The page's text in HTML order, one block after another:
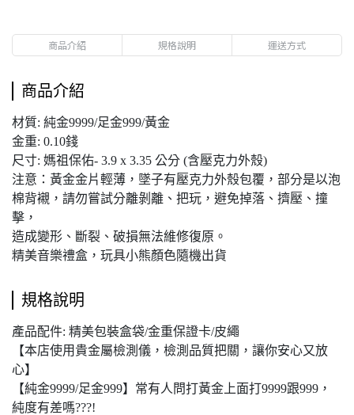
商品介紹 規格說明 運送方式
商品介紹
材質: 純金9999/足金999/黃金
金重: 0.10錢
尺寸: 媽祖保佑- 3.9 x 3.35 公分 (含壓克力外殼)
注意：黃金金片輕薄，墜子有壓克力外殼包覆，部分是以泡
棉背襯，請勿嘗試分離剝離、把玩，避免掉落、擠壓、撞
擊，
造成變形、斷裂、破損無法維修復原。
精美音樂禮盒，玩具小熊顏色隨機出貨
規格說明
產品配件: 精美包裝盒袋/金重保證卡/皮繩
【本店使用貴金屬檢測儀，檢測品質把關，讓你安心又放
心】
【純金9999/足金999】常有人問打黃金上面打9999跟999，
純度有差嗎???!